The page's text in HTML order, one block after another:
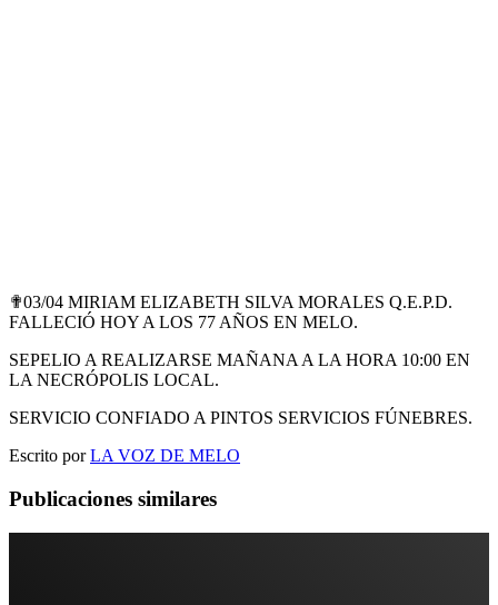
✟03/04 MIRIAM ELIZABETH SILVA MORALES Q.E.P.D.
FALLECIÓ HOY A LOS 77 AÑOS EN MELO.
SEPELIO A REALIZARSE MAÑANA A LA HORA 10:00 EN
LA NECRÓPOLIS LOCAL.
SERVICIO CONFIADO A PINTOS SERVICIOS FÚNEBRES.
Escrito porLA VOZ DE MELO
Publicaciones similares